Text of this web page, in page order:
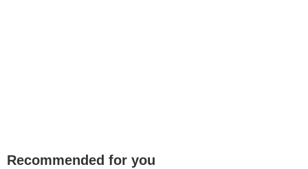
Recommended for you